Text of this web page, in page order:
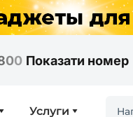
00 Показати номер
Услуги